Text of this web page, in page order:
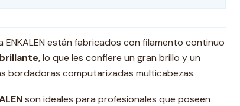
ENKALEN están fabricados con filamento continuo
, lo que les confiere un gran brillo y un
bordadoras computarizadas multicabezas.
son ideales para profesionales que poseen